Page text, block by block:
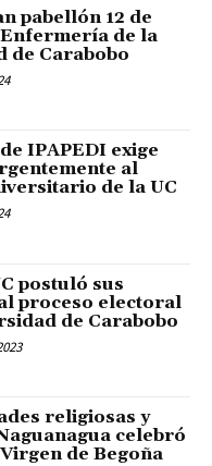
pabellón 12 de
de la
de Carabobo
IPAPEDI exige
al
de la UC
postuló sus
proceso electoral
de Carabobo
religiosas y
celebró
de Begoña